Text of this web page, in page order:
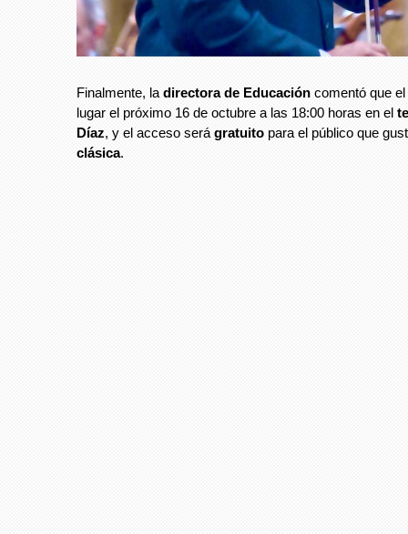
Finalmente, la directora de Educación comentó que
lugar el próximo 16 de octubre a las 18:00 horas en el
Díaz, y el acceso será gratuito para el público que
clásica.